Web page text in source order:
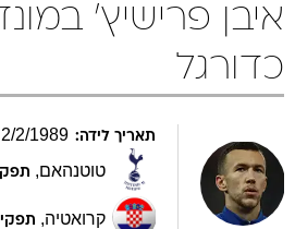
כדורגל
תאריך לידה: 2/2/1989
טוטנהאם,
קרואטיה,